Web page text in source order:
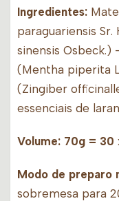
Ingredientes:
paraguariensis
sinensis
(Mentha piperita
(Zingiber
essenciais de
Volume: 70g = 30
Modo de preparo
sobremesa para